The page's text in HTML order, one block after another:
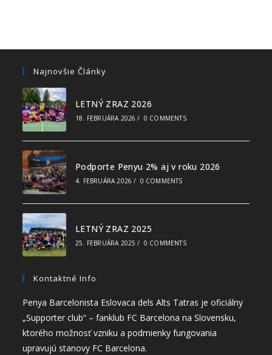
Najnovšie Články
LETNÝ ZRAZ 2026
18. FEBRUÁRA 2026 / 0 COMMENTS
Podporte Penyu 2% aj v roku 2026
4. FEBRUÁRA 2026 / 0 COMMENTS
LETNÝ ZRAZ 2025
25. FEBRUÁRA 2025 / 0 COMMENTS
Kontaktné Info
Penya Barcelonista Eslovaca dels Alts Tatras je oficiálny
„Supporter club“ – fanklub FC Barcelona na Slovensku,
ktorého možnosť vzniku a podmienky fungovania
upravujú stanovy FC Barcelona.